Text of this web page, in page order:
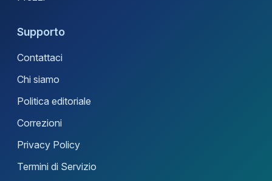
Supporto
Contattaci
Chi siamo
Politica editoriale
Correzioni
Privacy Policy
Termini di Servizio